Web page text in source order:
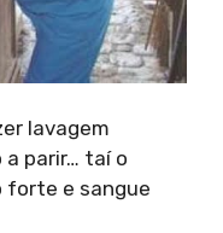
lavagem
parir… taí o
forte e sangue